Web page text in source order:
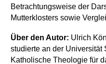
Betrachtungsweise der
Mutterklosters sowie
Über den Autor: Ulrich
studierte an der Universität
Katholische Theologie für